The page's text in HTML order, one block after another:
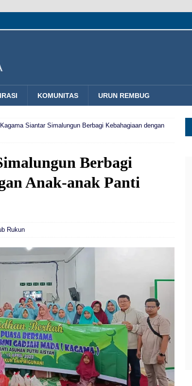
KOMUNITAS URUN REMBUG
Kagama Siantar Simalungun Berbagi Kebahagiaan dengan
Berbagi
Anak-anak Panti
Rukun